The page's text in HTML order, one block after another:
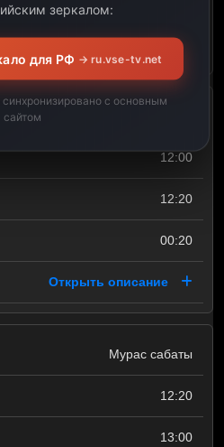
12:00
12:20
00:20
Открыть описание
Мурас сабаты
12:20
13:00
зеркалом:
для РФ → ru.vse-tv.net
с основным
сайтом